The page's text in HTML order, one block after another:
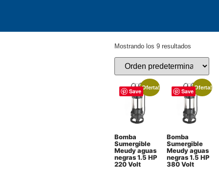
Mostrando los 9 resultados
Save¡Oferta!
Bomba
Sumergible
Meudy aguas
negras 1.5 HP
220 Volt
Save¡Oferta!
Bomba
Sumergible
Meudy aguas
negras 1.5 HP
380 Volt